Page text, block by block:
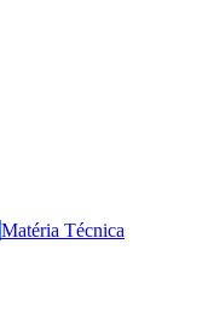
Matéria Técnica